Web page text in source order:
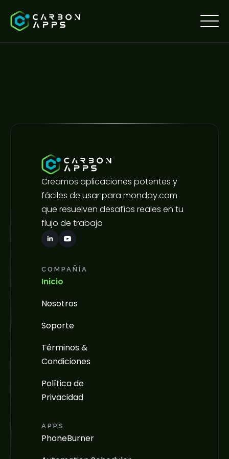
Creamos aplicaciones potentes y
fáciles de usar para monday.com
que resuelven desafíos reales en tu
flujo de trabajo
COMPAÑÍA
Inicio
Nosotros
Soporte
Términos &
Condiciones
Política de
Privacidad
APPS
PhoneBurner